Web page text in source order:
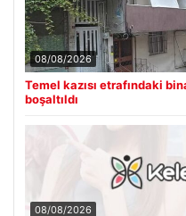
08/08/2026
Temel kazısı etrafındaki
boşaltıldı
08/08/2026